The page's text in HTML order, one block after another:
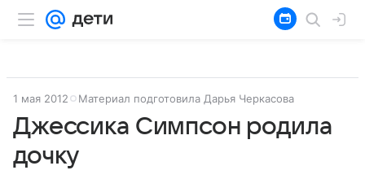
1 мая 2012 Материал подготовила Дарья Черкасова
Джессика Симпсон родила
дочку